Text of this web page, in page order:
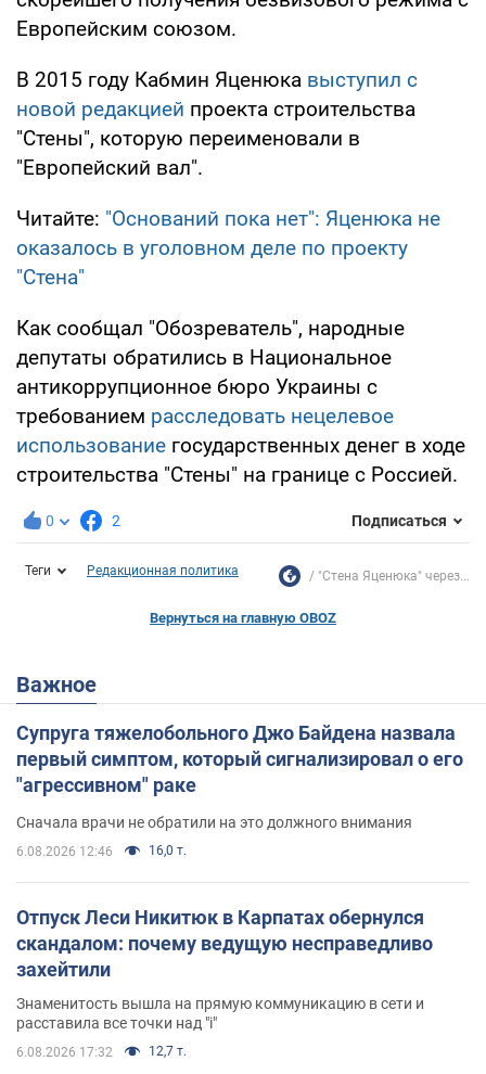
Европейским союзом.
В 2015 году Кабмин Яценюка выступил с
новой редакцией проекта строительства
"Стены", которую переименовали в
"Европейский вал".
Читайте: "Оснований пока нет": Яценюка не
оказалось в уголовном деле по проекту
"Стена"
Как сообщал "Обозреватель", народные
депутаты обратились в Национальное
антикоррупционное бюро Украины с
требованием расследовать нецелевое
использование государственных денег в ходе
строительства "Стены" на границе с Россией.
0 2 Подписаться
Теги Редакционная политика "Стена Яценюка" через...
Вернуться на главную OBOZ
Важное
Супруга тяжелобольного Джо Байдена назвала
первый симптом, который сигнализировал о его
"агрессивном" раке
Сначала врачи не обратили на это должного внимания
6.08.2026 12:46 16,0 т.
Отпуск Леси Никитюк в Карпатах обернулся
скандалом: почему ведущую несправедливо
захейтили
Знаменитость вышла на прямую коммуникацию в сети и
расставила все точки над "i"
6.08.2026 17:32 12,7 т.